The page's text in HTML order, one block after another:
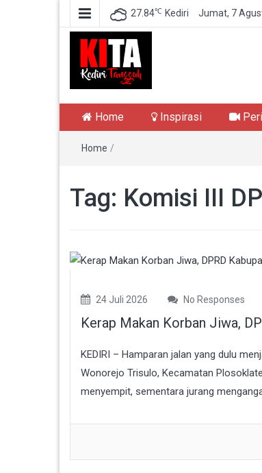
27.84℃ Kediri Jumat, 7
Kediri Tangguh
Home Inspirasi
Home /
Tag: Komisi III
24 Juli 2026 No Responses
Kerap Makan Korban Jiwa,
KEDIRI – Hamparan jalan yang dulu
Wonorejo Trisulo, Kecamatan
menyempit, sementara jurang